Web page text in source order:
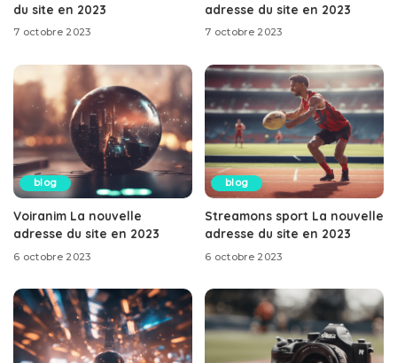
du site en 2023
7 octobre 2023
adresse du site en 2023
7 octobre 2023
blog
Voiranim La nouvelle
adresse du site en 2023
6 octobre 2023
blog
Streamons sport La nouvelle
adresse du site en 2023
6 octobre 2023